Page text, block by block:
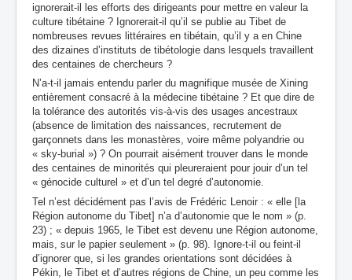
ignorerait-il les efforts des dirigeants pour mettre en valeur la
culture tibétaine ? Ignorerait-il qu’il se publie au Tibet de
nombreuses revues littéraires en tibétain, qu’il y a en Chine
des dizaines d’instituts de tibétologie dans lesquels travaillent
des centaines de chercheurs ?
N’a-t-il jamais entendu parler du magnifique musée de Xining
entièrement consacré à la médecine tibétaine ? Et que dire de
la tolérance des autorités vis-à-vis des usages ancestraux
(absence de limitation des naissances, recrutement de
garçonnets dans les monastères, voire même polyandrie ou
« sky-burial ») ? On pourrait aisément trouver dans le monde
des centaines de minorités qui pleureraient pour jouir d’un tel
« génocide culturel » et d’un tel degré d’autonomie.
Tel n’est décidément pas l’avis de Frédéric Lenoir : « elle [la
Région autonome du Tibet] n’a d’autonomie que le nom » (p.
23) ; « depuis 1965, le Tibet est devenu une Région autonome,
mais, sur le papier seulement » (p. 98). Ignore-t-il ou feint-il
d’ignorer que, si les grandes orientations sont décidées à
Pékin, le Tibet et d’autres régions de Chine, un peu comme les